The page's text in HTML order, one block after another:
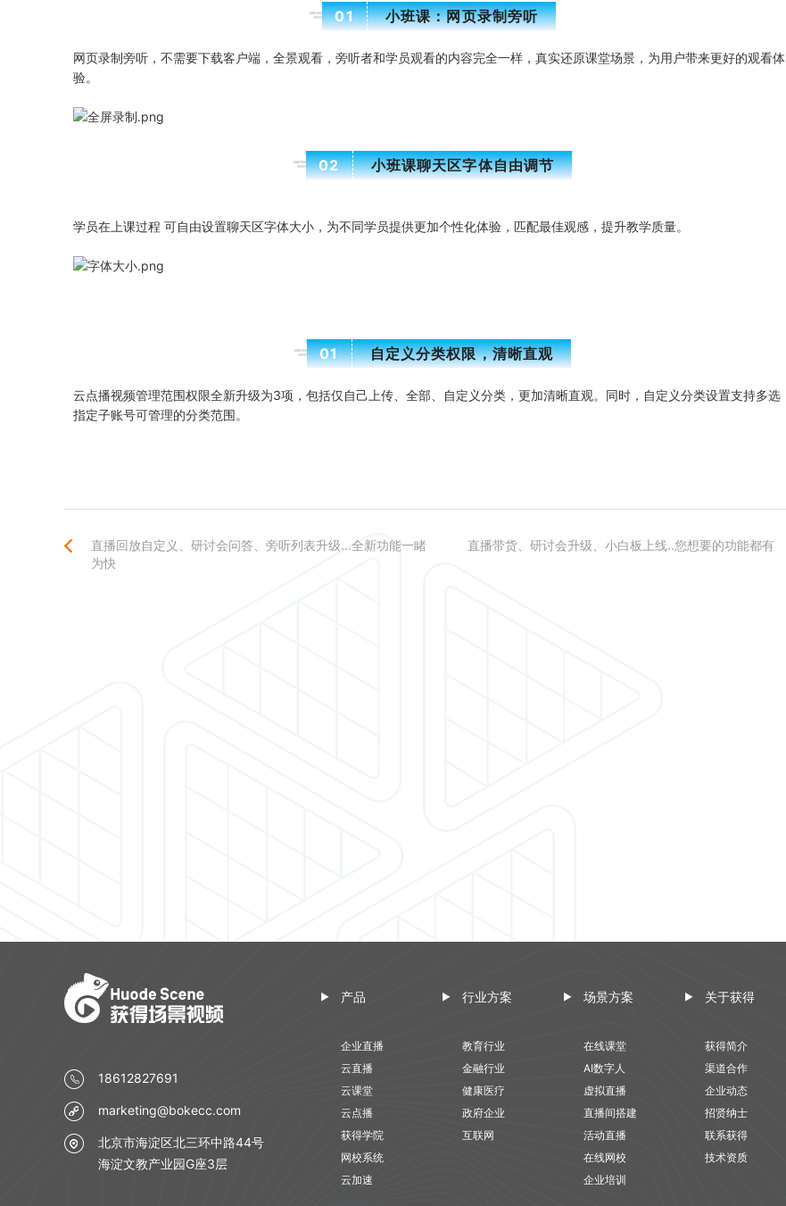
01 小班课：网页录制旁听
网页录制旁听，不需要下载客户端，全景观看，旁听者和学员观看的内容完全一样，真实还原课堂场景，为用户带来更好的观看体
验。
02 小班课聊天区字体自由调节
学员在上课过程 可自由设置聊天区字体大小，为不同学员提供更加个性化体验，匹配最佳观感，提升教学质量。
01 自定义分类权限，清晰直观
云点播视频管理范围权限全新升级为3项，包括仅自己上传、全部、自定义分类，更加清晰直观。同时，自定义分类设置支持多选
指定子账号可管理的分类范围。
直播带货、研讨会升级、小白板上线..您想要的功能都有
直播回放自定义、研讨会问答、旁听列表升级...全新功能一睹
为快
18612827691
marketing@bokecc.com
北京市海淀区北三环中路44号
海淀文教产业园G座3层
产品
企业直播
云直播
云课堂
云点播
获得学院
网校系统
云加速
行业方案
教育行业
金融行业
健康医疗
政府企业
互联网
场景方案
在线课堂
AI数字人
虚拟直播
直播间搭建
活动直播
在线网校
企业培训
关于获得
获得简介
渠道合作
企业动态
招贤纳士
联系获得
技术资质